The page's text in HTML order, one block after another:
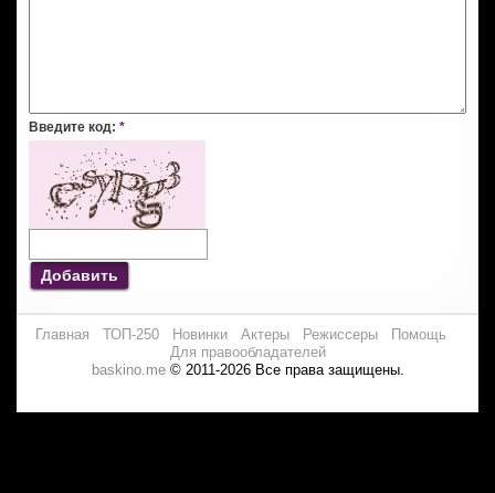
Введите код: *
Добавить
Главная ТОП-250 Новинки Актеры Режиссеры
Помощь
Для правообладателей
baskino.me© 2011-2026 Все права защищены.